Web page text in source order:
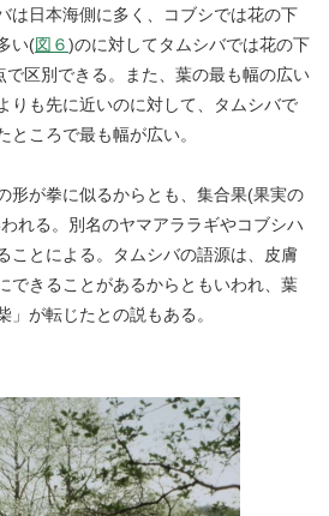
は日本海側に多く、コブシでは花の下
い(図６)のに対してタムシバでは花の下
で区別できる。また、葉の最も幅の広い
りも先に近いのに対して、タムシバで
ところで最も幅が広い。
形が拳に似るからとも、集合果(果実の
れる。別名のヤマアララギやコブシハ
ことによる。タムシバの語源は、皮膚
できることがあるからともいわれ、葉
」が転じたとの説もある。